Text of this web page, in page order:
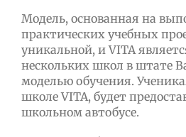
Модель, основанная на
практических учебных
уникальной, и VITA
нескольких школ в штате
моделью обучения.
школе VITA, будет
школьном автобусе.